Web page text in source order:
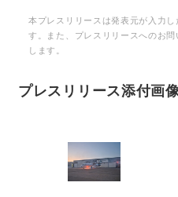
本プレスリリースは発表元が入力
す。また、プレスリリースへのお
します。
プレスリリース添付画